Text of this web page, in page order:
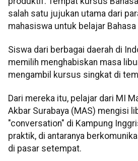
salah satu jujukan utama dari
mahasiswa untuk belajar
Siswa dari berbagai daerah di
memilih menghabiskan masa
mengambil kursus singkat di
Dari mereka itu, pelajar dari MI
Akbar Surabaya (MAS) mengisi
"conversation" di Kampung
praktik, di antaranya
di pasar setempat.